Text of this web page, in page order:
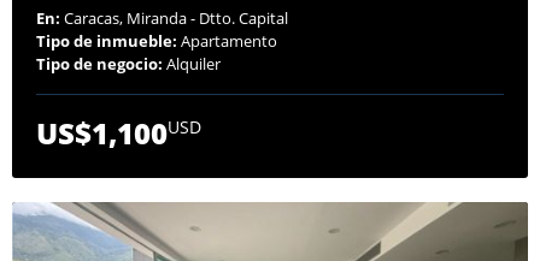
En: Caracas, Miranda - Dtto. Capital
Tipo de inmueble: Apartamento
Tipo de negocio: Alquiler
US$1,100USD